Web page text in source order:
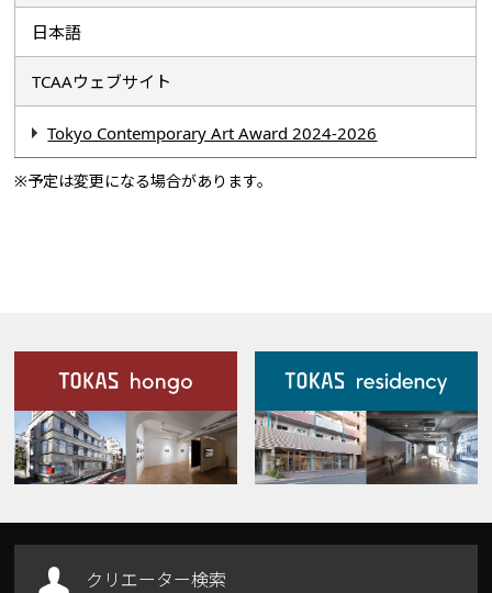
日本語
TCAAウェブサイト
Tokyo Contemporary Art Award 2024-2026
※予定は変更になる場合があります。
施設案内
Our Facilities
クリエーター検索